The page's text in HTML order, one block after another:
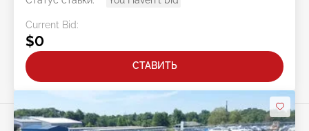
Current Bid:
$0
СТАВИТЬ